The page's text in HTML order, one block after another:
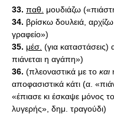
33. παθ.
μουδιάζω
34. βρίσκω δουλειά,
γραφείο»)
35. μέσ. (για
πιάνεται η αγάπη»)
36. (πλεοναστικά με το και
αποφασιστικά κάτι (α.
«έπιασε κι έσκαψε μόνος
λυγερής», δημ. τραγούδι)